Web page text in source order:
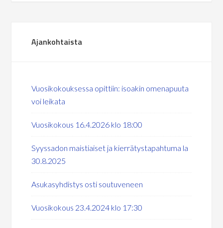
Ajankohtaista
Vuosikokouksessa opittiin: isoakin omenapuuta
voi leikata
Vuosikokous 16.4.2026 klo 18:00
Syyssadon maistiaiset ja kierrätystapahtuma la
30.8.2025
Asukasyhdistys osti soutuveneen
Vuosikokous 23.4.2024 klo 17:30